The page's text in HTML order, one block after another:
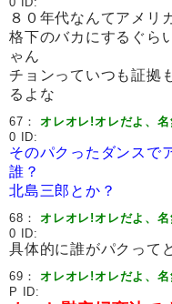
８０年代なんてアメリ
格下のバカにするぐら
ゃん
チョンっていつも証拠
るよな
67：オレオレ!オレだよ、
0 ID:
そのパクったダンスで
誰？
北島三郎とか？
68：オレオレ!オレだよ、
0 ID:
具体的に誰がパクって
69：オレオレ!オレだよ、
P ID: